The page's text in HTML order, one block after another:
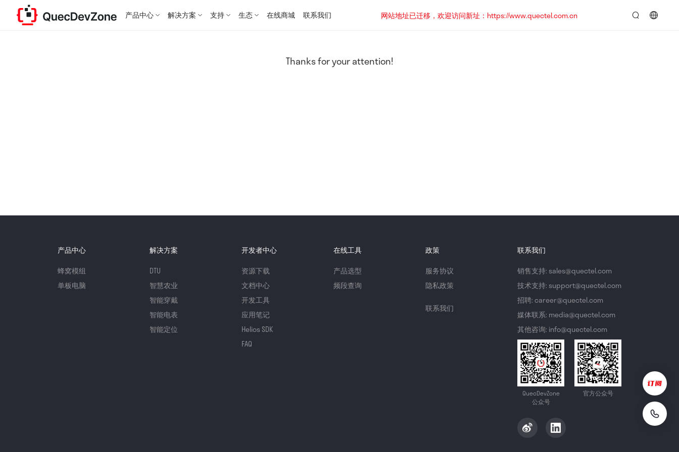
产品中心 解决方案 支持 生态 在线商城 联系我们
网站地址已迁移，欢迎访问新址：https://www.quectel.com.cn
Thanks for your attention!
产品中心
蜂窝模组
单板电脑
解决方案
DTU
智慧农业
智能穿戴
智能电表
智能定位
开发者中心
资源下载
文档中心
开发工具
应用笔记
Helios SDK
FAQ
在线工具
产品选型
频段查询
政策
服务协议
隐私政策
联系我们
联系我们
销售支持: sales@quectel.com
技术支持: support@quectel.com
招聘: career@quectel.com
媒体联系: media@quectel.com
其他咨询: info@quectel.com
QuecDevZone
公众号
官方公众号